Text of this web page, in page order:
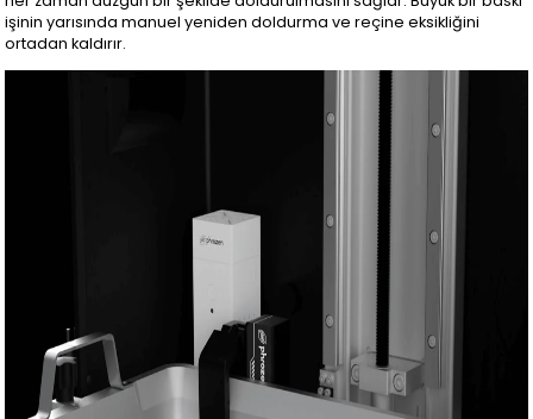
işinin yarısında manuel yeniden doldurma ve reçine eksikliğini
ortadan kaldırır.